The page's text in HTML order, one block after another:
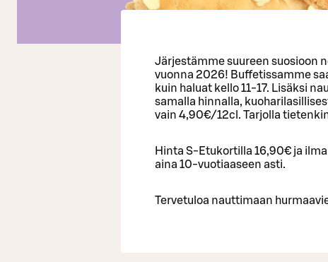
Järjestämme suureen suosioon
vuonna 2026! Buffetissamme
kuin haluat kello 11-17. Lisäksi
samalla hinnalla,
vain 4,90€/12cl. Tarjolla
Hinta S-Etukortilla 16,90€ ja
aina 10-vuotiaaseen asti.
Tervetuloa nauttimaan